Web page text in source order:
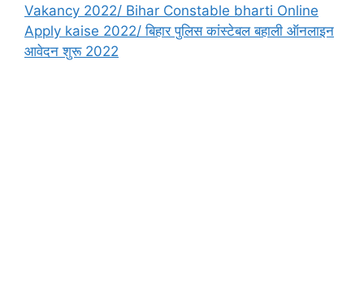
Vakancy 2022/ Bihar Constable bharti Online
Apply kaise 2022/ बिहार पुलिस कांस्टेबल बहाली ऑनलाइन
आवेदन शुरू 2022